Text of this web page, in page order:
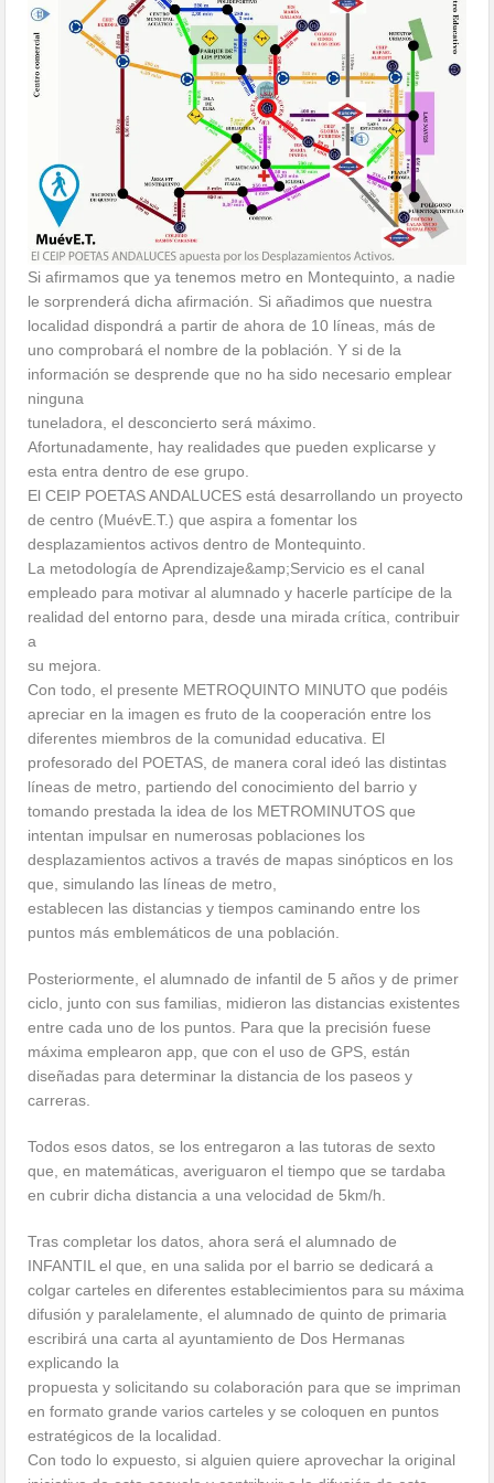
Si afirmamos que ya tenemos metro en Montequinto, a nadie
le sorprenderá dicha afirmación. Si añadimos que nuestra
localidad dispondrá a partir de ahora de 10 líneas, más de
uno comprobará el nombre de la población. Y si de la
información se desprende que no ha sido necesario emplear
ninguna
tuneladora, el desconcierto será máximo.
Afortunadamente, hay realidades que pueden explicarse y
esta entra dentro de ese grupo.
El CEIP POETAS ANDALUCES está desarrollando un proyecto
de centro (MuévE.T.) que aspira a fomentar los
desplazamientos activos dentro de Montequinto.
La metodología de Aprendizaje&amp;Servicio es el canal
empleado para motivar al alumnado y hacerle partícipe de la
realidad del entorno para, desde una mirada crítica, contribuir
a
su mejora.
Con todo, el presente METROQUINTO MINUTO que podéis
apreciar en la imagen es fruto de la cooperación entre los
diferentes miembros de la comunidad educativa. El
profesorado del POETAS, de manera coral ideó las distintas
líneas de metro, partiendo del conocimiento del barrio y
tomando prestada la idea de los METROMINUTOS que
intentan impulsar en numerosas poblaciones los
desplazamientos activos a través de mapas sinópticos en los
que, simulando las líneas de metro,
establecen las distancias y tiempos caminando entre los
puntos más emblemáticos de una población.
Posteriormente, el alumnado de infantil de 5 años y de primer
ciclo, junto con sus familias, midieron las distancias existentes
entre cada uno de los puntos. Para que la precisión fuese
máxima emplearon app, que con el uso de GPS, están
diseñadas para determinar la distancia de los paseos y
carreras.
Todos esos datos, se los entregaron a las tutoras de sexto
que, en matemáticas, averiguaron el tiempo que se tardaba
en cubrir dicha distancia a una velocidad de 5km/h.
Tras completar los datos, ahora será el alumnado de
INFANTIL el que, en una salida por el barrio se dedicará a
colgar carteles en diferentes establecimientos para su máxima
difusión y paralelamente, el alumnado de quinto de primaria
escribirá una carta al ayuntamiento de Dos Hermanas
explicando la
propuesta y solicitando su colaboración para que se impriman
en formato grande varios carteles y se coloquen en puntos
estratégicos de la localidad.
Con todo lo expuesto, si alguien quiere aprovechar la original